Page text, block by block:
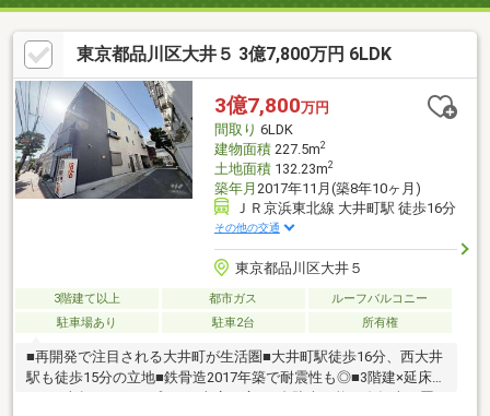
東京都品川区大井５ 3億7,800万円 6LDK
3億7,800万円
間取り 6LDK
建物面積227.5m2
土地面積132.23m2
築年月 2017年11月(築8年10ヶ月)
ＪＲ京浜東北線 大井町駅 徒歩16分
その他の交通
東京都品川区大井５
3階建て以上 都市ガス
ルーフバルコニー
駐車場あり
駐車2台 所有権
■再開発で注目される大井町が生活圏■大井町駅徒歩16分、西大井
駅も徒歩15分の立地■鉄骨造2017年築で耐震性も◎■3階建×延床
227平米超×6LDKのプラン■車庫は広々2台駐車可能、自転車を置